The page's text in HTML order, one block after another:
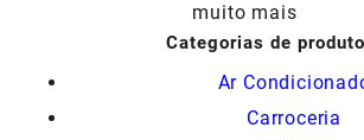
muito mais
Categorias de produto
Ar
Carroceria